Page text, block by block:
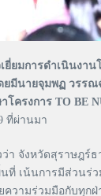
ารดำเนินงานโค
ยมีนายจุมพฏ วร
รงการ TO BE
ที่ผ่านมา
ว่า จังหวัดสุราษฎร์ธ
เน้นการมีส่วนร่
ามร่วมมือกับทุก